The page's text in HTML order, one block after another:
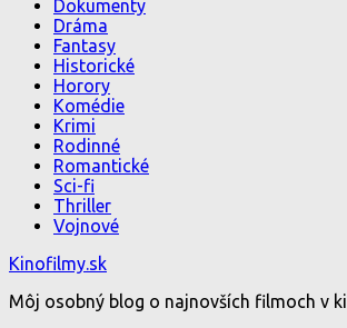
Dokumenty
Dráma
Fantasy
Historické
Horory
Komédie
Krimi
Rodinné
Romantické
Sci-fi
Thriller
Vojnové
Kinofilmy.sk
Môj osobný blog o najnovších filmoch v